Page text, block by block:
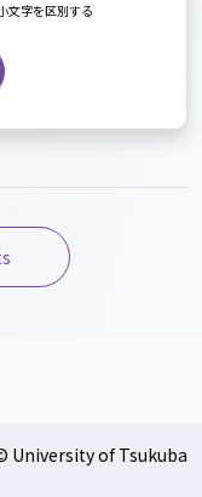
文字を区別する
University of Tsukuba